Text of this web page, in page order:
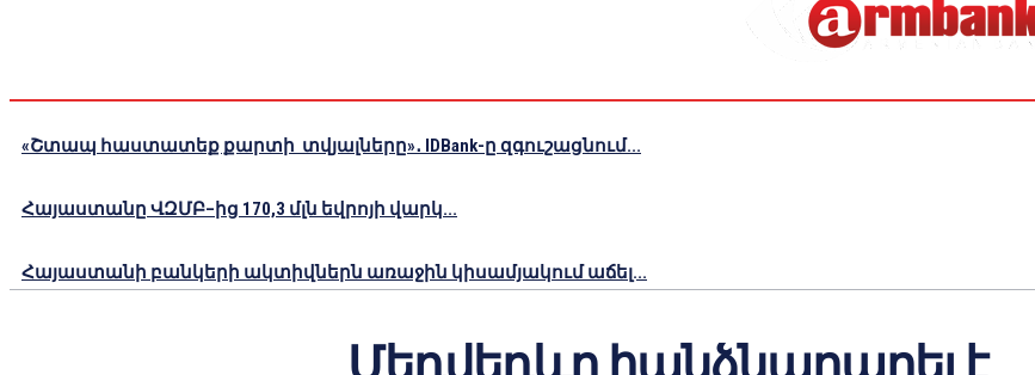
«Շտապ հաստատեք քարտի տվյալները»․ IDBank-ը զգուշացնում...
Հայաստանը ՎԶՄԲ–ից 170,3 մլն եվրոյի վարկ...
Հայաստանի բանկերի ակտիվներն առաջին կիսամյակում աճել...